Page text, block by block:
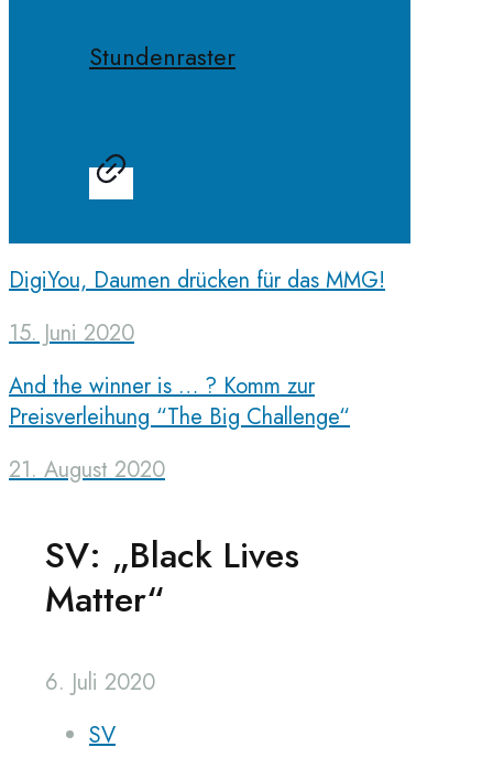
Stundenraster
DigiYou, Daumen drücken für das MMG!
15. Juni 2020
And the winner is … ? Komm zur
Preisverleihung “The Big Challenge“
21. August 2020
SV: „Black Lives
Matter“
6. Juli 2020
SV